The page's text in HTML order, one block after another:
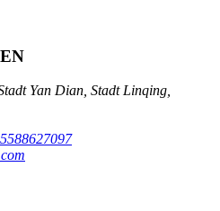
Yan Dian, Stadt Linqing,